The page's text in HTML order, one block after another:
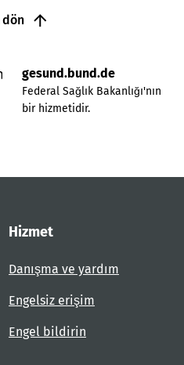
dön
gesund.bund.de
Federal Sağlık Bakanlığı'nın
bir hizmetidir.
Hizmet
Danışma ve yardım
Engelsiz erişim
Engel bildirin